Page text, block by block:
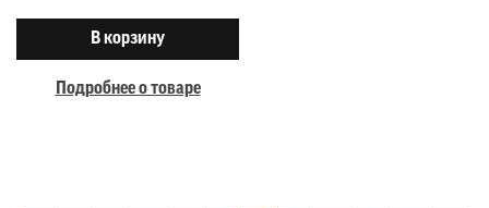
В корзину
Подробнее о товаре